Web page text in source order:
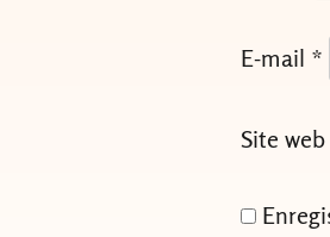
E-mail *
Site web